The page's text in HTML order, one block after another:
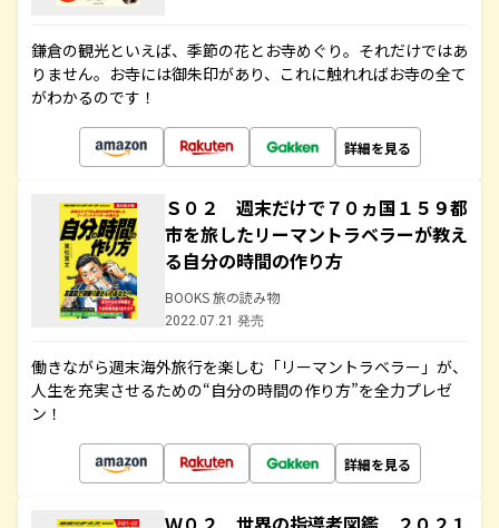
鎌倉の観光といえば、季節の花とお寺めぐり。それだけではあ
りません。お寺には御朱印があり、これに触れればお寺の全て
がわかるのです！
詳細を見る
Ｓ０２ 週末だけで７０ヵ国１５９都
市を旅したリーマントラベラーが教え
る自分の時間の作り方
BOOKS 旅の読み物
2022.07.21 発売
働きながら週末海外旅行を楽しむ「リーマントラベラー」が、
人生を充実させるための“自分の時間の作り方”を全力プレゼ
ン！
詳細を見る